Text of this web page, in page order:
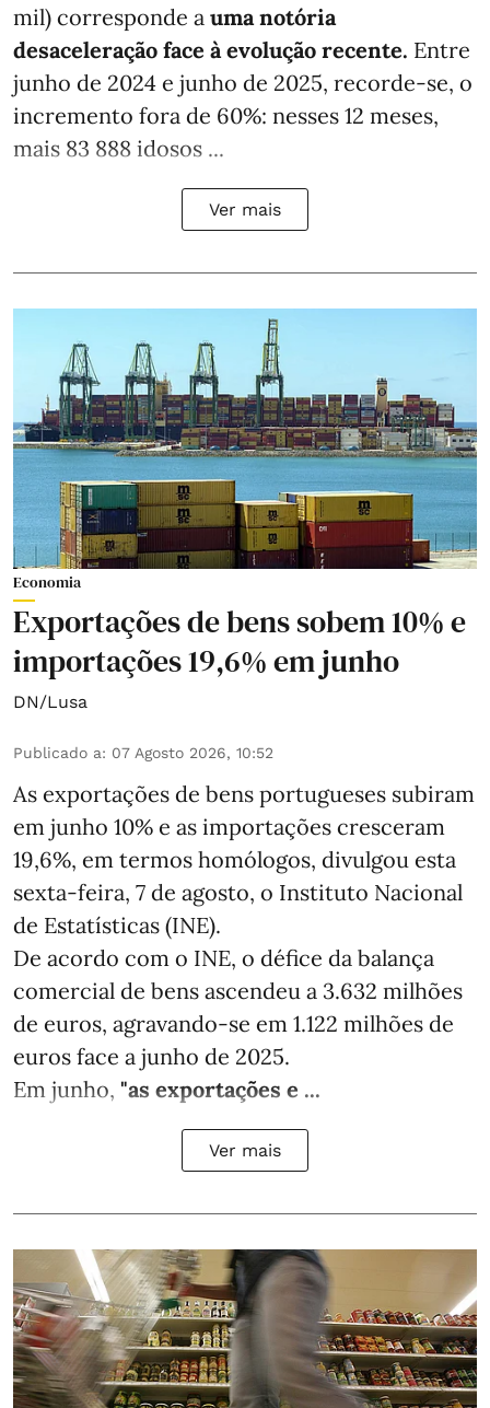
mil) corresponde a uma notória
desaceleração face à evolução recente. Entre
junho de 2024 e junho de 2025, recorde-se, o
incremento fora de 60%: nesses 12 meses,
mais 83 888 idosos ...
Ver mais
Economia
Exportações de bens sobem 10% e
importações 19,6% em junho
DN/Lusa
Publicado a: 07 Agosto 2026, 10:52
As exportações de bens portugueses subiram
em junho 10% e as importações cresceram
19,6%, em termos homólogos, divulgou esta
sexta-feira, 7 de agosto, o Instituto Nacional
de Estatísticas (INE).
De acordo com o INE, o défice da balança
comercial de bens ascendeu a 3.632 milhões
de euros, agravando-se em 1.122 milhões de
euros face a junho de 2025.
Em junho, "as exportações e ...
Ver mais